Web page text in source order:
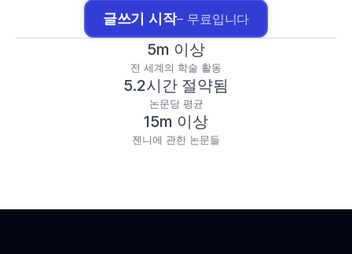
글쓰기 시작– 무료입니다
5m 이상
전 세계의 학술 활동
5.2시간 절약됨
논문당 평균
15m 이상
젠니에 관한 논문들